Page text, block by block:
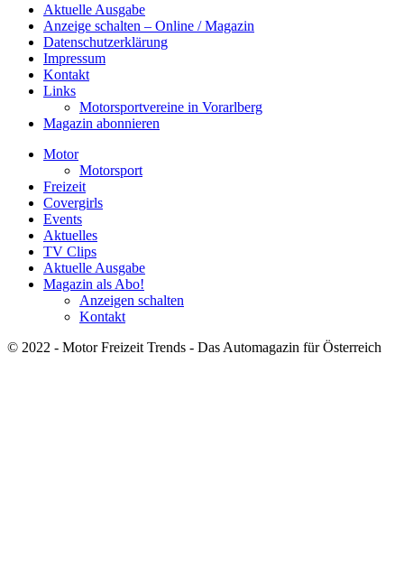
Aktuelle Ausgabe
Anzeige schalten – Online / Magazin
Datenschutzerklärung
Impressum
Kontakt
Links
Motorsportvereine in Vorarlberg
Magazin abonnieren
Motor
Motorsport
Freizeit
Covergirls
Events
Aktuelles
TV Clips
Aktuelle Ausgabe
Magazin als Abo!
Anzeigen schalten
Kontakt
© 2022 - Motor Freizeit Trends - Das Automagazin für Österreich